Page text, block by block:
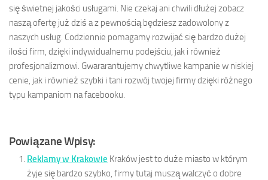
się świetnej jakości usługami. Nie czekaj ani chwili dłużej zobacz
naszą ofertę już dziś a z pewnością będziesz zadowolony z
naszych usług. Codziennie pomagamy rozwijać się bardzo dużej
ilości firm, dzięki indywidualnemu podejściu, jak i również
profesjonalizmowi. Gwararantujemy chwytliwe kampanie w niskiej
cenie, jak i również szybki i tani rozwój twojej firmy dzięki różnego
typu kampaniom na facebooku.
Powiązane Wpisy:
Reklamy w Krakowie Kraków jest to duże miasto w którym
żyje się bardzo szybko, firmy tutaj muszą walczyć o dobre